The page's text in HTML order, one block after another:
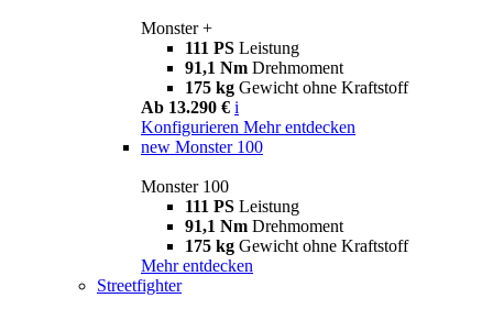
Monster +
111 PS Leistung
91,1 Nm Drehmoment
175 kg Gewicht ohne Kraftstoff
Ab 13.290 € i
Konfigurieren Mehr entdecken
new Monster 100
Monster 100
111 PS Leistung
91,1 Nm Drehmoment
175 kg Gewicht ohne Kraftstoff
Mehr entdecken
Streetfighter